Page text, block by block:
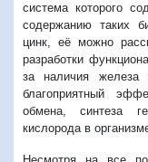
система которого
содержанию таких
цинк, её можно
разработки
за наличия железа
благоприятный
обмена, синтеза
кислорода в